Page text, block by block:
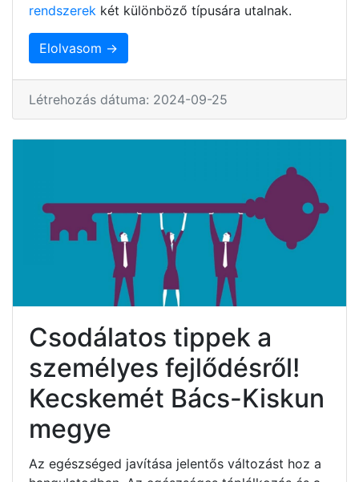
rendszerek két különböző típusára utalnak.
Elolvasom →
Létrehozás dátuma: 2024-09-25
Csodálatos tippek a
személyes fejlődésről!
Kecskemét Bács-Kiskun
megye
Az egészséged javítása jelentős változást hoz a